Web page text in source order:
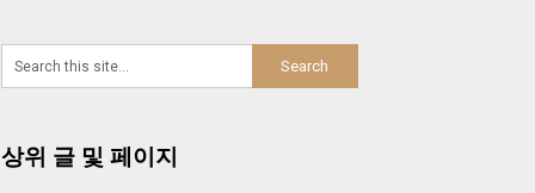
상위 글 및 페이지